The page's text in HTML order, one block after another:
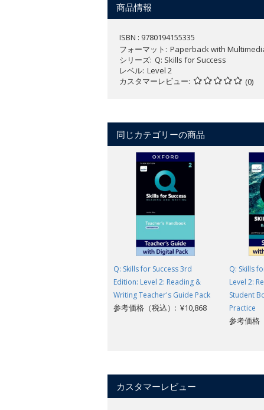
商品情報
ISBN : 9780194155335
フォーマット
Paperback with
シリーズ Q: Skills for Success
レベル Level 2
カスタマーレビュー
(0)
同じカテゴリーの商品
Q: Skills for Success 3rd
Edition: Level 2: Reading &
Writing Teacher's Guide Pack
参考価格（税込）: ¥10,868
Q: Skills
Level 2:
Student
Practice
参考価格
カスタマーレビュー